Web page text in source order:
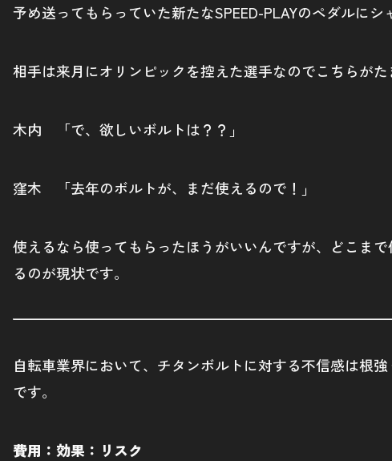
予め送ってもらっていた新たなSPEED-PLAYのペダルに
相手は来月にオリンピックを控えた選手なのでこちらがた
木内 「で、欲しいボルトは？？」
窪木 「去年のボルトが、まだ使えるので！」
使えるなら使ってもらったほうがいいんですが、どこま
るのが現状です。
自転車業界において、チタンボルトに対する不信感は根
です。
費用：効果：リスク